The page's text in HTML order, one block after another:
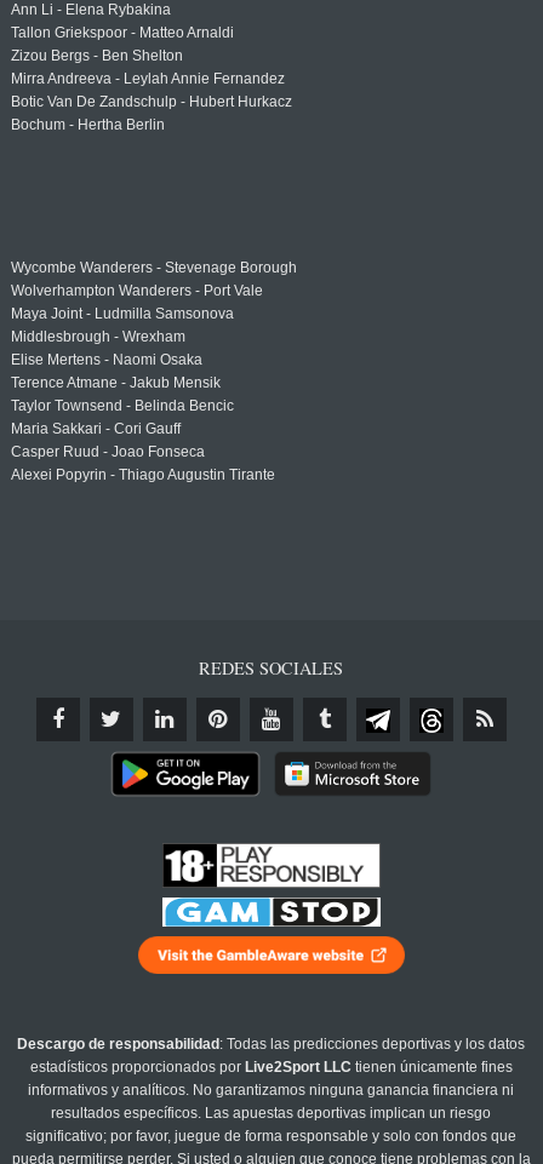
Ann Li - Elena Rybakina
Tallon Griekspoor - Matteo Arnaldi
Zizou Bergs - Ben Shelton
Mirra Andreeva - Leylah Annie Fernandez
Botic Van De Zandschulp - Hubert Hurkacz
Bochum - Hertha Berlin
Wycombe Wanderers - Stevenage Borough
Wolverhampton Wanderers - Port Vale
Maya Joint - Ludmilla Samsonova
Middlesbrough - Wrexham
Elise Mertens - Naomi Osaka
Terence Atmane - Jakub Mensik
Taylor Townsend - Belinda Bencic
Maria Sakkari - Cori Gauff
Casper Ruud - Joao Fonseca
Alexei Popyrin - Thiago Augustin Tirante
REDES SOCIALES
Descargo de responsabilidad : Todas las predicciones deportivas y los datos
estadísticos proporcionados por Live2Sport LLC tienen únicamente fines
informativos y analíticos. No garantizamos ninguna ganancia financiera ni
resultados específicos. Las apuestas deportivas implican un riesgo
significativo; por favor, juegue de forma responsable y solo con fondos que
pueda permitirse perder. Si usted o alguien que conoce tiene problemas con la